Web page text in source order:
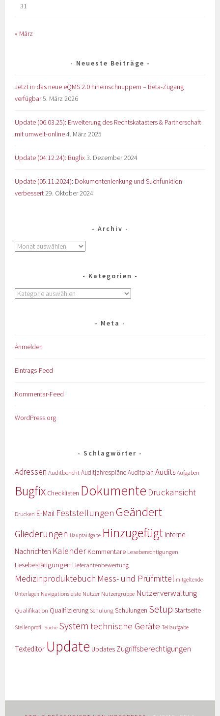
31
« März
Neueste Beiträge
Jetzt in das neue eQMS 2.0 hineinschnuppern – Beta-Zugang
verfügbar5. März 2026
Update (06.03.25): Erweiterung des Rechtskatasters & Partnerschaft
mit umwelt-online4. März 2025
Update (04.12.24): Bugfix3. Dezember 2024
Update (05.11.2024): Dokumentenlenkung und Suchfunktion
verbessert29. Oktober 2024
Archiv
Kategorien
Meta
Anmelden
Eintrags-Feed
Kommentar-Feed
WordPress.org
Schlagwörter
Adressen AuditberichtAuditjahrespläneAuditplan Audits Aufgaben
Bugfix Checklisten Dokumente Druckansicht
Drucken E-Mail Feststellungen Geändert
Gliederungen Hauptaufgabe Hinzugefügt Interne
Nachrichten KalenderKommentare Leseberechtigungen
Lesebestätigungen Lieferantenbewertung
Medizinproduktebuch Mess- und Prüfmittel mitgeltende
Unterlagen Navigationsleiste Nutzer Nutzergruppe Nutzerverwaltung
Qualifikation Qualifizierung Schulung Schulungen Setup Startseite
Stellenprofil Suche System technische Geräte Teilaufgabe
Texteditor Update Updates Zugriffsberechtigungen